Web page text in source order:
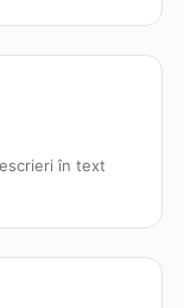
în text